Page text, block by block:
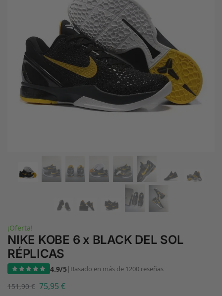
¡Oferta!
NIKE KOBE 6 x BLACK DEL SOL
RÉPLICAS
4.9/5| Basado en más de 1200 reseñas
151,90€ 75,95 €